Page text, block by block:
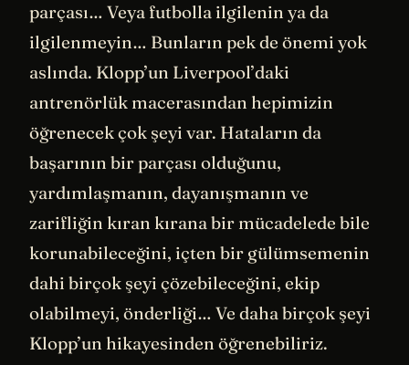
parçası… Veya futbolla ilgilenin ya da
ilgilenmeyin… Bunların pek de önemi yok
aslında. Klopp’un Liverpool’daki
antrenörlük macerasından hepimizin
öğrenecek çok şeyi var. Hataların da
başarının bir parçası olduğunu,
yardımlaşmanın, dayanışmanın ve
zarifliğin kıran kırana bir mücadelede bile
korunabileceğini, içten bir gülümsemenin
dahi birçok şeyi çözebileceğini, ekip
olabilmeyi, önderliği… Ve daha birçok şeyi
Klopp’un hikayesinden öğrenebiliriz.